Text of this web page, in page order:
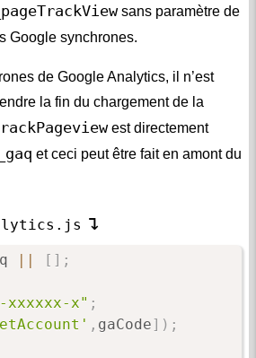
_pageTrackViewsans paramètre de
Google synchrones.
de Google Analytics, il n’est
la fin du chargement de la
est directement
_gaq et ceci peut être fait en amont du
[ ] ;
xxxxxx-x" ;
, gaCode] ) ;